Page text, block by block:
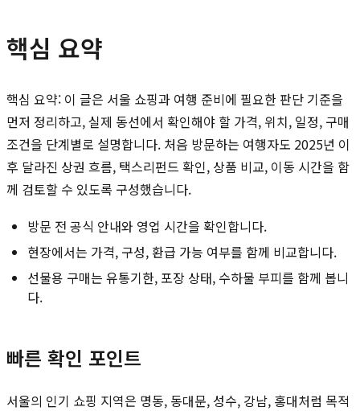
핵심 요약
핵심 요약: 이 글은 서울 쇼핑과 여행 준비에 필요한 판단 기준을
먼저 정리하고, 실제 동선에서 확인해야 할 가격, 위치, 일정, 구매
조건을 단계별로 설명합니다. 처음 방문하는 여행자도 2025년 이
후 달라진 상권 흐름, 택스리펀드 확인, 상품 비교, 이동 시간을 함
께 검토할 수 있도록 구성했습니다.
방문 전 공식 안내와 영업 시간을 확인합니다.
현장에서는 가격, 구성, 환급 가능 여부를 함께 비교합니다.
선물용 구매는 유통기한, 포장 상태, 수하물 부피를 함께 봅니
다.
빠른 확인 포인트
서울의 인기 쇼핑 지역은 명동, 동대문, 성수, 강남, 홍대처럼 목적